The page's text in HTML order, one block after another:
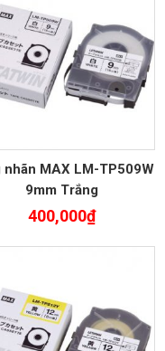
nhãn MAX LM-TP509W
9mm Trắng
400,000₫